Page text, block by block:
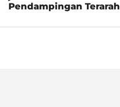
Pendampingan Terarah